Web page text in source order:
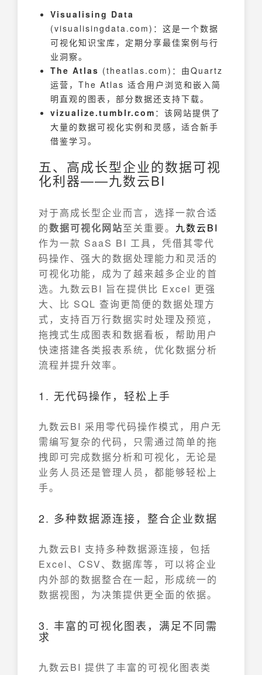
Visualising Data
(visualisingdata.com)：这是一个数据
可视化知识宝库，定期分享最佳案例与行
业洞察。
The Atlas (theatlas.com)：由Quartz
运营，The Atlas 适合用户浏览和嵌入简
明直观的图表，部分数据还支持下载。
vizualize.tumblr.com ：该网站提供了
大量的数据可视化实例和灵感，适合新手
借鉴学习。
五、高成长型企业的数据可视
化利器——九数云BI
对于高成长型企业而言，选择一款合适
的数据可视化网站至关重要。 九数云BI
作为一款 SaaS BI 工具，凭借其零代
码操作、强大的数据处理能力和灵活的
可视化功能，成为了越来越多企业的首
选。九数云BI 旨在提供比 Excel 更强
大、比 SQL 查询更简便的数据处理方
式，支持百万行数据实时处理及预览，
拖拽式生成图表和数据看板，帮助用户
快速搭建各类报表系统，优化数据分析
流程并提升效率。
1. 无代码操作，轻松上手
九数云BI 采用零代码操作模式，用户无
需编写复杂的代码，只需通过简单的拖
拽即可完成数据分析和可视化，无论是
业务人员还是管理人员，都能够轻松上
手。
2. 多种数据源连接，整合企业数据
九数云BI 支持多种数据源连接，包括
Excel、CSV、数据库等，可以将企业
内外部的数据整合在一起，形成统一的
数据视图，为决策提供更全面的依据。
3. 丰富的可视化图表，满足不同需
求
九数云BI 提供了丰富的可视化图表类